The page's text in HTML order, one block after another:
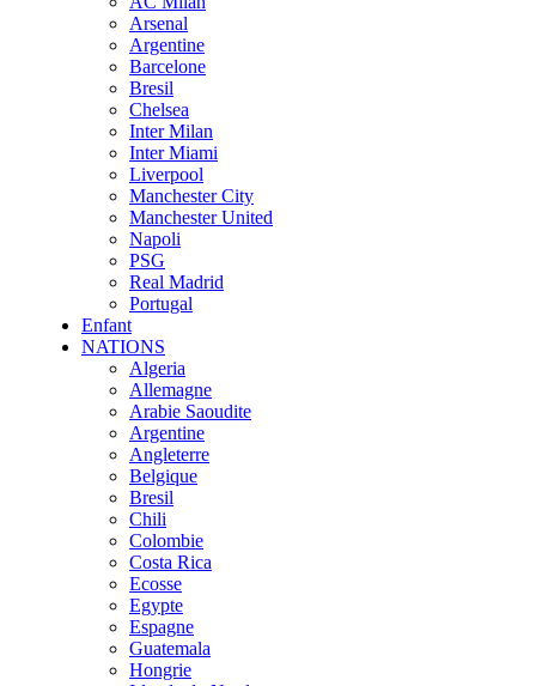
Arsenal
Argentine
Barcelone
Bresil
Chelsea
Inter Milan
Inter Miami
Liverpool
Manchester City
Manchester United
Napoli
PSG
Real Madrid
Portugal
Enfant
NATIONS
Algeria
Allemagne
Arabie Saoudite
Argentine
Angleterre
Belgique
Bresil
Chili
Colombie
Costa Rica
Ecosse
Egypte
Espagne
Guatemala
Hongrie